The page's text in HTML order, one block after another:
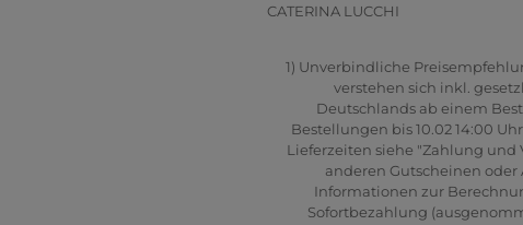
CATERINA LUCCHI
1) Unverbindliche
verstehen sich inkl.
Deutschlands ab einem
Bestellungen bis 10.02 14:00
Lieferzeiten siehe "Zahlung
anderen Gutscheinen
Informationen zur
Sofortbezahlung